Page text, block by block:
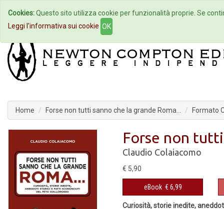
Home Autori Eventi
Home Forse non tutti sanno che la grande Roma… Formato
Forse non
Claudio Colaiacomo
€ 5,90
eBook € 6,99
Curiosità, storie inedite,
Cookies:Questo sito utilizza cookie per funzionalità proprie. Se
Leggi l'informativa sui cookie OK